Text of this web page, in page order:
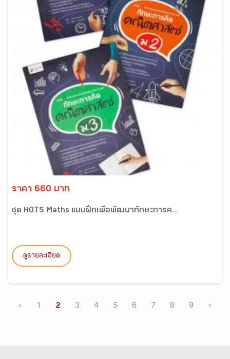
ราคา 660 บาท
ชุด HOTS Maths แบบฝึกเพื่อพัฒนาทักษะการค...
ดูรายละเอียด
‹ 1 2 3 4 5 6 7 8 9 ›